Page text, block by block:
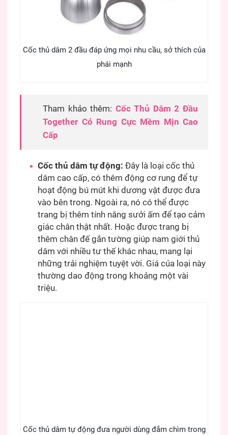
Cốc thủ dâm 2 đầu đáp ứng mọi nhu cầu, sở thích của
phái mạnh
Tham khảo thêm: Cốc Thủ Dâm 2 Đầu
Together Có Rung Cực Mềm Mịn Cao
Cấp
Cốc thủ dâm tự động: Đây là loại cốc thủ
dâm cao cấp, có thêm động cơ rung để tự
hoạt động bú mút khi dương vật được đưa
vào bên trong. Ngoài ra, nó có thể được
trang bị thêm tính năng sưởi ấm để tạo cảm
giác chân thật nhất. Hoặc được trang bị
thêm chân đế gắn tường giúp nam giới thủ
dâm với nhiều tư thế khác nhau, mang lại
những trải nghiệm tuyệt vời. Giá của loại này
thường dao động trong khoảng một vài
triệu.
Cốc thủ dâm tự động đưa người dùng đắm chìm trong